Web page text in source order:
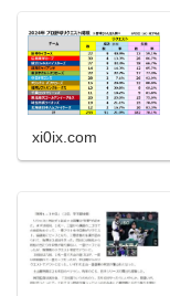
xi0ix.com